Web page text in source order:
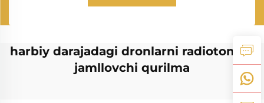
harbiy darajadagi dronlarni radiotomon
jamllovchi qurilma